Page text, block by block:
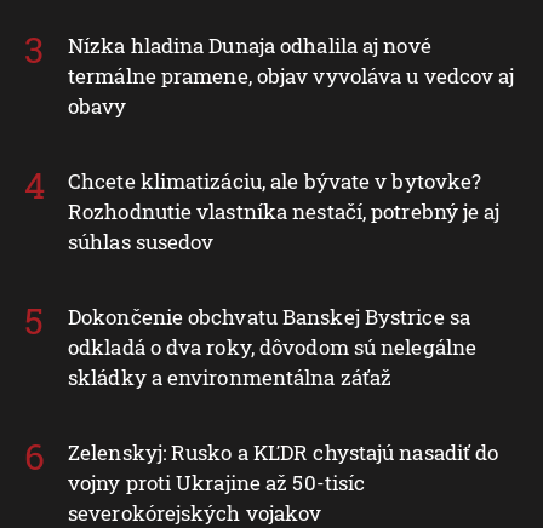
Nízka hladina Dunaja odhalila aj nové
termálne pramene, objav vyvoláva u vedcov aj
obavy
Chcete klimatizáciu, ale bývate v bytovke?
Rozhodnutie vlastníka nestačí, potrebný je aj
súhlas susedov
Dokončenie obchvatu Banskej Bystrice sa
odkladá o dva roky, dôvodom sú nelegálne
skládky a environmentálna záťaž
Zelenskyj: Rusko a KĽDR chystajú nasadiť do
vojny proti Ukrajine až 50-tisíc
severokórejských vojakov